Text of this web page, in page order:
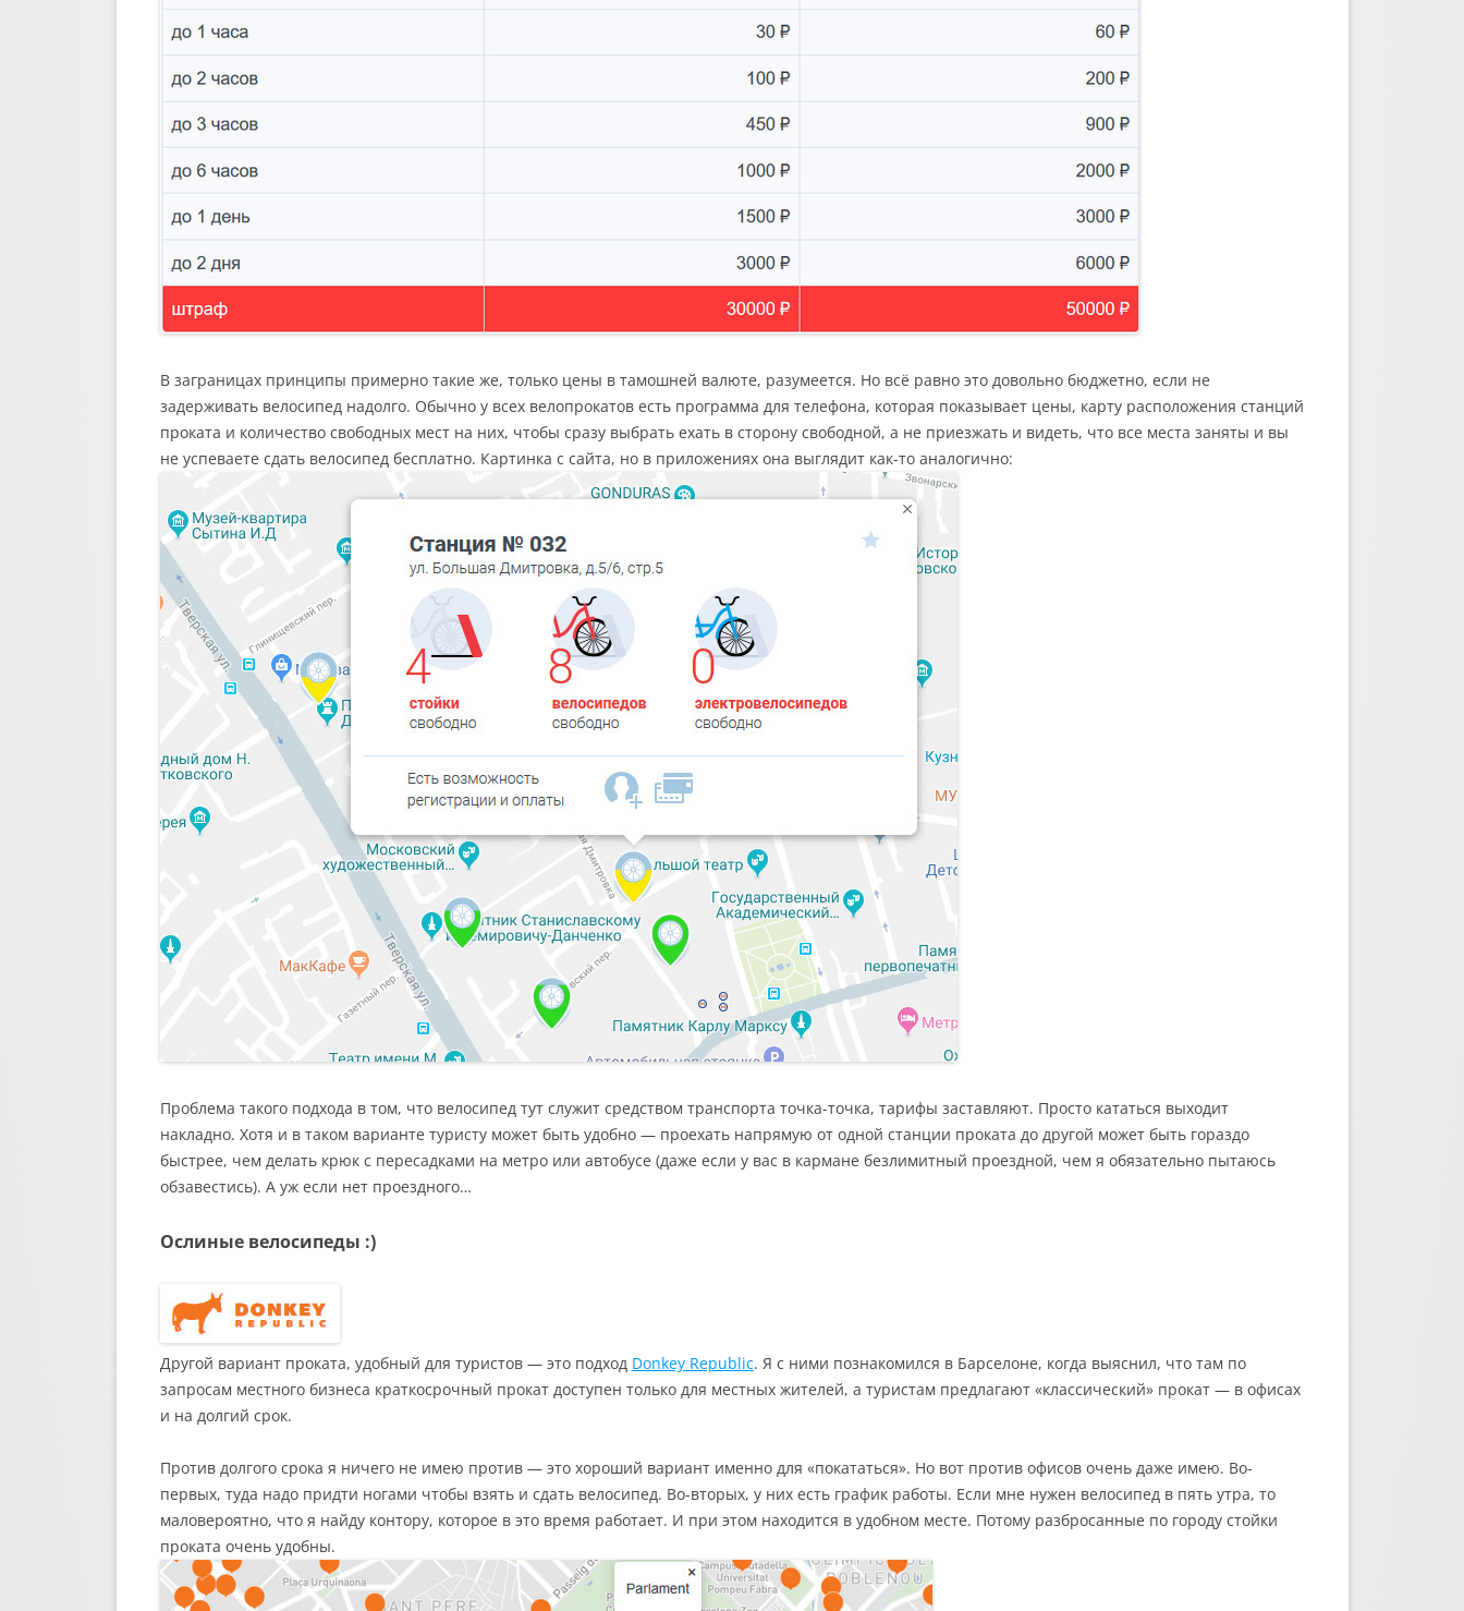
В заграницах принципы примерно такие же, только цены в тамошней валюте, разумеется. Но всё равно это довольно бюджетно, если не
задерживать велосипед надолго. Обычно у всех велопрокатов есть программа для телефона, которая показывает цены, карту расположения станций
проката и количество свободных мест на них, чтобы сразу выбрать ехать в сторону свободной, а не приезжать и видеть, что все места заняты и вы
не успеваете сдать велосипед бесплатно. Картинка с сайта, но в приложениях она выглядит как-то аналогично:
Проблема такого подхода в том, что велосипед тут служит средством транспорта точка-точка, тарифы заставляют. Просто кататься выходит
накладно. Хотя и в таком варианте туристу может быть удобно — проехать напрямую от одной станции проката до другой может быть гораздо
быстрее, чем делать крюк с пересадками на метро или автобусе (даже если у вас в кармане безлимитный проездной, чем я обязательно пытаюсь
обзавестись). А уж если нет проездного…
Ослиные велосипеды :)
Другой вариант проката, удобный для туристов — это подход Donkey Republic. Я с ними познакомился в Барселоне, когда выяснил, что там по
запросам местного бизнеса краткосрочный прокат доступен только для местных жителей, а туристам предлагают «классический» прокат — в офисах
и на долгий срок.
Против долгого срока я ничего не имею против — это хороший вариант именно для «покататься». Но вот против офисов очень даже имею. Во-
первых, туда надо придти ногами чтобы взять и сдать велосипед. Во-вторых, у них есть график работы. Если мне нужен велосипед в пять утра, то
маловероятно, что я найду контору, которое в это время работает. И при этом находится в удобном месте. Потому разбросанные по городу стойки
проката очень удобны.